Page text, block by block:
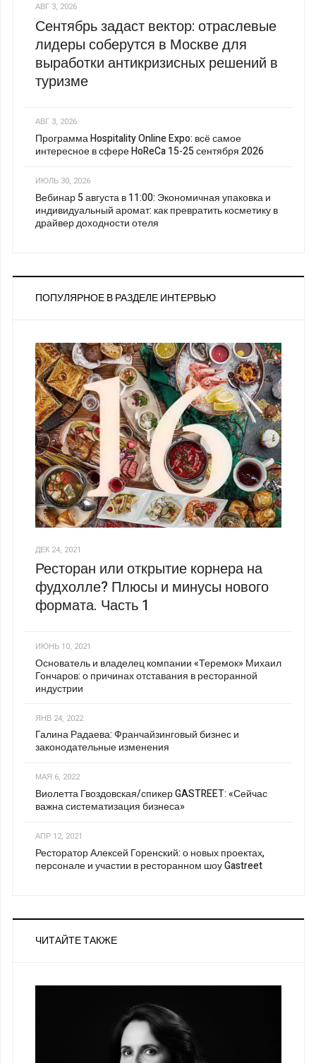
АВГ 3, 2026
Сентябрь задаст вектор: отраслевые
лидеры соберутся в Москве для
выработки антикризисных решений в
туризме
АВГ 3, 2026
Программа Hospitality Online Expo: всё самое
интересное в сфере HoReCa 15-25 сентября 2026
ИЮЛЬ 30, 2026
Вебинар 5 августа в 11:00: Экономичная упаковка и
индивидуальный аромат: как превратить косметику в
драйвер доходности отеля
ПОПУЛЯРНОЕ В РАЗДЕЛЕ ИНТЕРВЬЮ
ДЕК 24, 2021
Ресторан или открытие корнера на
фудхолле? Плюсы и минусы нового
формата. Часть 1
ИЮНЬ 10, 2021
Основатель и владелец компании «Теремок» Михаил
Гончаров: о причинах отставания в ресторанной
индустрии
ЯНВ 24, 2022
Галина Радаева: Франчайзинговый бизнес и
законодательные изменения
МАЯ 6, 2022
Виолетта Гвоздовская/спикер GASTREET: «Сейчас
важна систематизация бизнеса»
АПР 12, 2021
Ресторатор Алексей Горенский: о новых проектах,
персонале и участии в ресторанном шоу Gastreet
ЧИТАЙТЕ ТАКЖЕ